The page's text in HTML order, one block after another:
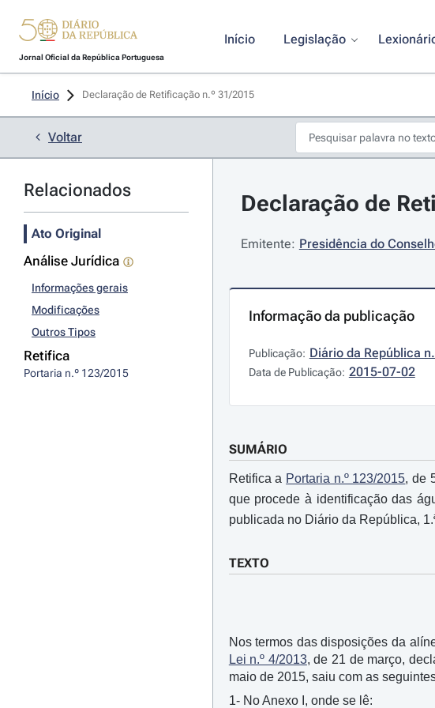
Jornal Oficial da República Portuguesa
Início Legislação
Início Declaração de Retificação n.º 31/2015
Voltar
Relacionados
Ato Original
Análise Jurídica
Informações gerais
Modificações
Outros Tipos
Retifica
Portaria n.º 123/2015
Declaração de
Emitente: Presidência do
Informação da publicação
Publicação: Diário da República
Data de Publicação: 2015-07-02
SUMÁRIO
Retifica a Portaria n.º 123/2015, de
que procede à identificação das
publicada no Diário da República,
TEXTO
Nos termos das disposições da
Lei n.º 4/2013, de 21 de março,
maio de 2015, saiu com as
1- No Anexo I, onde se lê: